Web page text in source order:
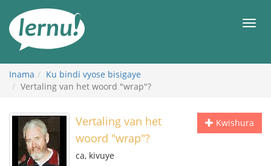
rupapuro
rw'ibirimwo
Inama
Ku bindi vyose bisigaye
Vertaling van het woord "wrap"?
Kwishura
Vertaling van het
woord "wrap"?
ca, kivuye